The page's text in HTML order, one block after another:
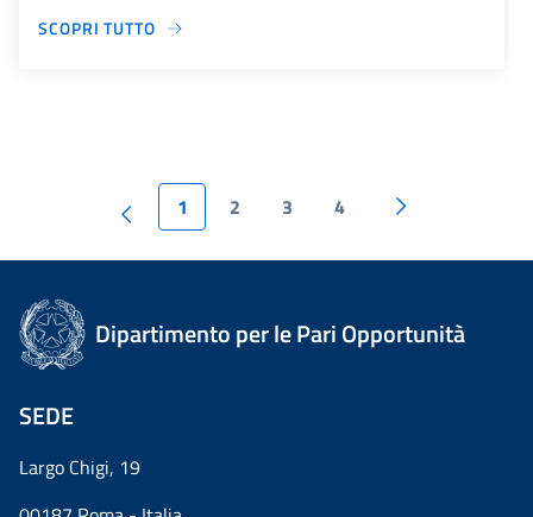
SCOPRI TUTTO
1 2 3 4
Dipartimento per le Pari Opportunità
SEDE
Largo Chigi, 19